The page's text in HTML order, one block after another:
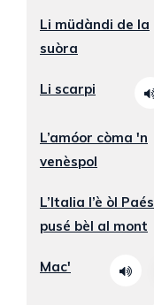
Li müdàndi de la
suòra
Li scarpi
L’amóor còma 'n
venèspol
L’Italia l’è òl Paés
pusé bèl al mont
Mac'